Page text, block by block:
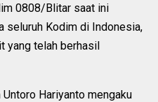
0808/Blitar saat ini
seluruh Kodim di Indonesia,
yang telah berhasil
Hariyanto mengaku